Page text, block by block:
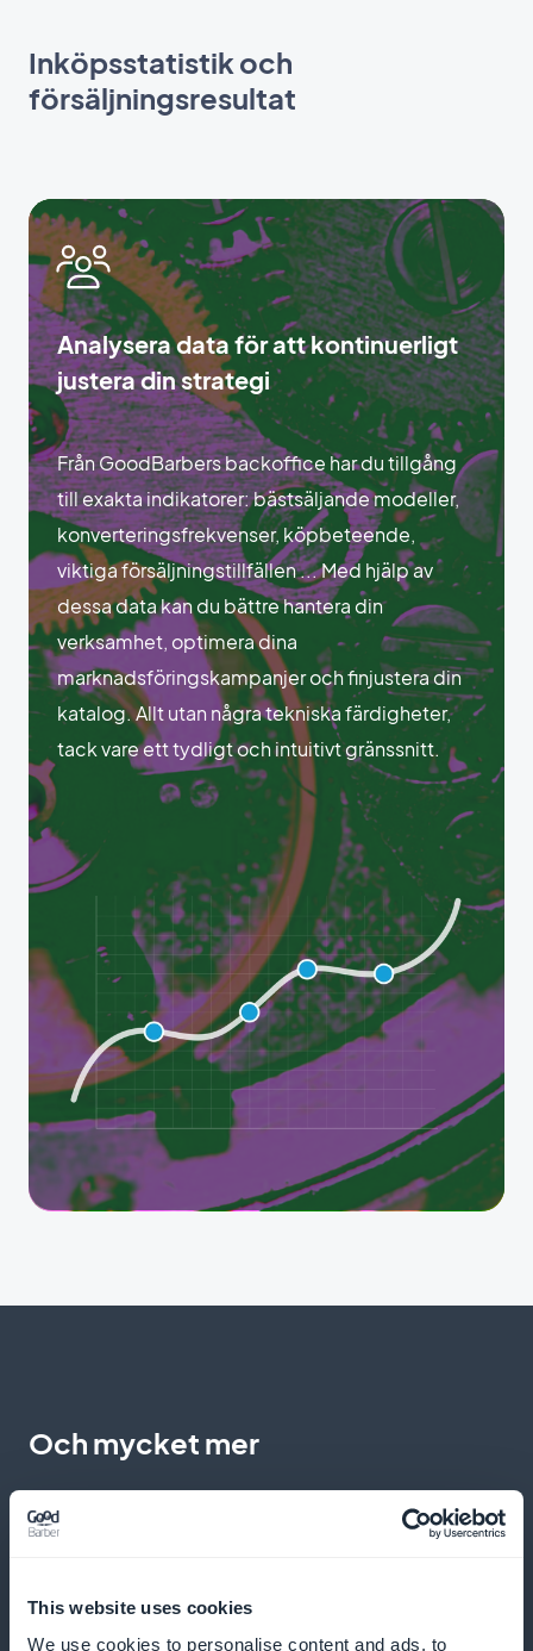
This website uses cookies
We use cookies to personalise content and ads, to
Inköpsstatistik och
försäljningsresultat
Analysera data för att kontinuerligt
justera din strategi
Från GoodBarbers backoffice har du tillgång
till exakta indikatorer: bästsäljande modeller,
konverteringsfrekvenser, köpbeteende,
viktiga försäljningstillfällen ... Med hjälp av
dessa data kan du bättre hantera din
verksamhet, optimera dina
marknadsföringskampanjer och finjustera din
katalog. Allt utan några tekniska färdigheter,
tack vare ett tydligt och intuitivt gränssnitt.
Och mycket mer